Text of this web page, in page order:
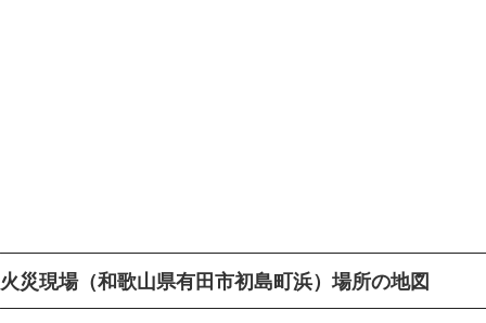
火災現場（和歌山県有田市初島町浜）場所の地図